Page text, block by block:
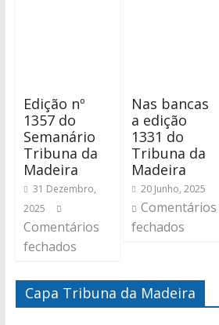
Edição nº
1357 do
Semanário
Tribuna da
Madeira
31 Dezembro,
2025
Comentários
fechados
Nas bancas
a edição
1331 do
Tribuna da
Madeira
20 Junho, 2025
Comentários
fechados
Capa Tribuna da Madeira